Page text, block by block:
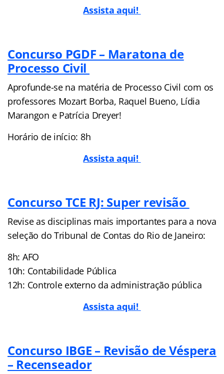
Assista aqui!
Concurso PGDF – Maratona de
Processo Civil
Aprofunde-se na matéria de Processo Civil com os
professores Mozart Borba, Raquel Bueno, Lídia
Marangon e Patrícia Dreyer!
Horário de início: 8h
Assista aqui!
Concurso TCE RJ: Super revisão
Revise as disciplinas mais importantes para a nova
seleção do Tribunal de Contas do Rio de Janeiro:
8h: AFO
10h: Contabilidade Pública
12h: Controle externo da administração pública
Assista aqui!
Concurso IBGE – Revisão de Véspera
– Recenseador